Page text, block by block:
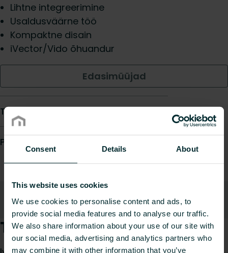
Consent Details About
This website uses cookies
We use cookies to personalise content and ads, to
provide social media features and to analyse our traffic.
We also share information about your use of our site with
our social media, advertising and analytics partners who
may combine it with other information that you’ve
Lihtne integreerimine
Usaldusväärne töö
Kompaktne disain
iVector/Vido õhuandur
Edasimüüjad
Toote andmeleht
Prescription text
Kirjeldus Allalaadimised
Toote kirjeldus